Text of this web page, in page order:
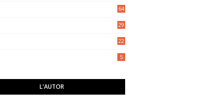
64
29
22
5
L'AUTOR